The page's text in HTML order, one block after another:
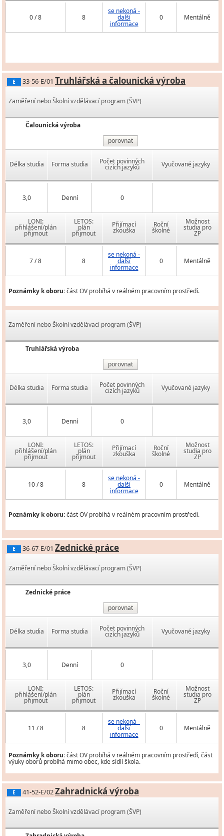
0 / 8 8
se nekoná -
další
informace
0 Mentálně
E 33-56-E/01 Truhlářská a čalounická výroba
Zaměření nebo Školní vzdělávací program (ŠVP)
Čalounická výroba
porovnat
Délka studia Forma studia Počet povinných
cizích jazyků Vyučované jazyky
3,0 Denní 0
LONI:
přihlášení/plán
přijmout
LETOS:
plán
přijmout
Přijímací
zkouška
Roční
školné
Možnost
studia pro
ZP
7 / 8 8
se nekoná -
další
informace
0 Mentálně
Poznámky k oboru:část OV probíhá v reálném pracovním prostředí.
Zaměření nebo Školní vzdělávací program (ŠVP)
Truhlářská výroba
porovnat
Délka studia Forma studia Počet povinných
cizích jazyků Vyučované jazyky
3,0 Denní 0
LONI:
přihlášení/plán
přijmout
LETOS:
plán
přijmout
Přijímací
zkouška
Roční
školné
Možnost
studia pro
ZP
10 / 8 8
se nekoná -
další
informace
0 Mentálně
Poznámky k oboru:část OV probíhá v reálném pracovním prostředí.
E 36-67-E/01 Zednické práce
Zaměření nebo Školní vzdělávací program (ŠVP)
Zednické práce
porovnat
Délka studia Forma studia Počet povinných
cizích jazyků Vyučované jazyky
3,0 Denní 0
LONI:
přihlášení/plán
přijmout
LETOS:
plán
přijmout
Přijímací
zkouška
Roční
školné
Možnost
studia pro
ZP
11 / 8 8
se nekoná -
další
informace
0 Mentálně
Poznámky k oboru:část OV probíhá v reálném pracovním prostředí, část
výuky oborů probíhá mimo obec, kde sídlí škola.
E 41-52-E/02Zahradnická výroba
Zaměření nebo Školní vzdělávací program (ŠVP)